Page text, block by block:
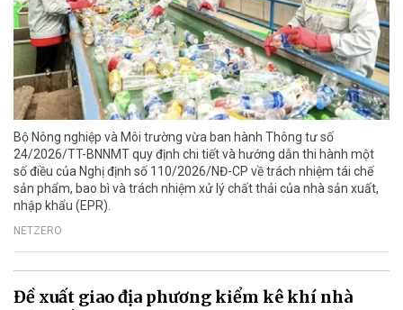
Bộ Nông nghiệp và Môi trường vừa ban hành Thông tư số
24/2026/TT-BNNMT quy định chi tiết và hướng dẫn thi hành một
số điều của Nghị định số 110/2026/NĐ-CP về trách nhiệm tái chế
sản phẩm, bao bì và trách nhiệm xử lý chất thải của nhà sản xuất,
nhập khẩu (EPR).
NETZERO
Đề xuất giao địa phương kiểm kê khí nhà